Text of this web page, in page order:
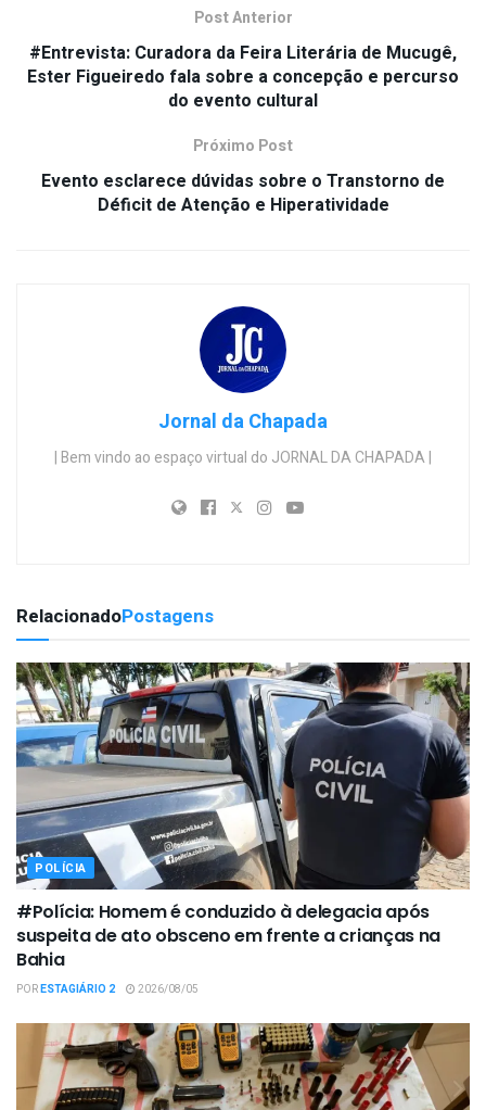
Post Anterior
#Entrevista: Curadora da Feira Literária de Mucugê,
Ester Figueiredo fala sobre a concepção e percurso
do evento cultural
Próximo Post
Evento esclarece dúvidas sobre o Transtorno de
Déficit de Atenção e Hiperatividade
Jornal da Chapada
| Bem vindo ao espaço virtual do JORNAL DA CHAPADA |
RelacionadoPostagens
POLÍCIA
#Polícia: Homem é conduzido à delegacia após
suspeita de ato obsceno em frente a crianças na
Bahia
PORESTAGIÁRIO 2 2026/08/05